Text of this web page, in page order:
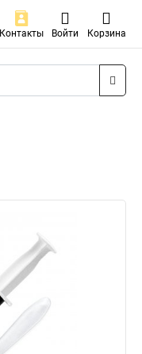
Контакты Войти Корзина